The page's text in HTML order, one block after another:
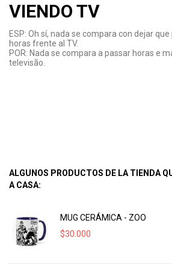
VIENDO TV
ESP: Oh sí, nada se compara con dejar
horas frente al TV.
POR: Nada se compara a passar horas e
televisão.
ALGUNOS PRODUCTOS DE LA TIENDA
A CASA:
MUG CERÁMICA - ZOO
$30.000